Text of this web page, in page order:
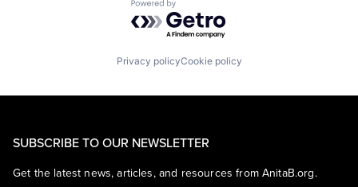
Powered by Getro.com
Privacy policyCookie policy
SUBSCRIBE TO OUR NEWSLETTER
Get the latest news, articles, and resources from AnitaB.org.